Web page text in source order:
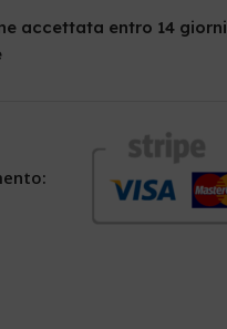
accettata entro 14 giorni